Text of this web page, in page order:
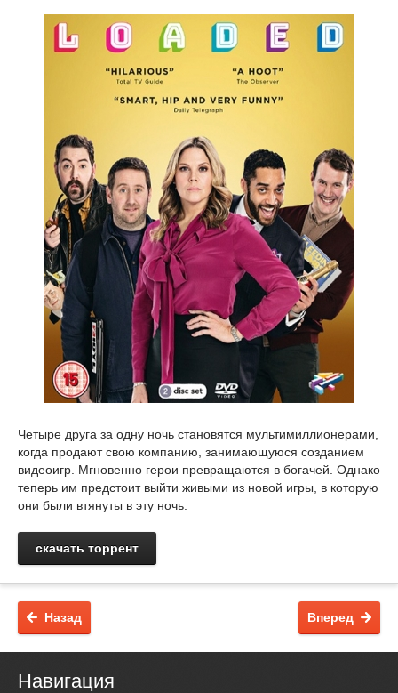
Четыре друга за одну ночь становятся мультимиллионерами,
когда продают свою компанию, занимающуюся созданием
видеоигр. Мгновенно герои превращаются в богачей. Однако
теперь им предстоит выйти живыми из новой игры, в которую
они были втянуты в эту ночь.
скачать торрент
Назад Вперед
Навигация